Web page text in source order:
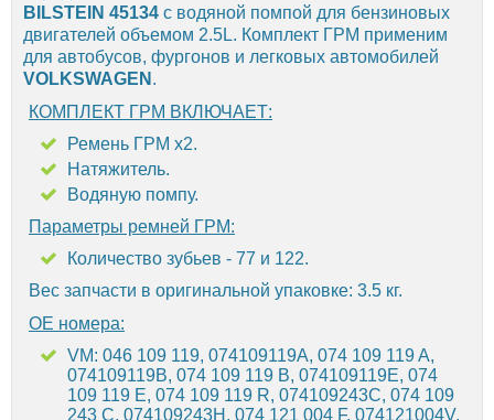
BILSTEIN 45134 с водяной помпой для бензиновых
двигателей объемом 2.5L. Комплект ГРМ применим
для автобусов, фургонов и легковых автомобилей
VOLKSWAGEN .
КОМПЛЕКТ ГРМ ВКЛЮЧАЕТ:
Ремень ГРМ х2.
Натяжитель.
Водяную помпу.
Параметры ремней ГРМ:
Количество зубьев - 77 и 122.
Вес запчасти в оригинальной упаковке: 3.5 кг.
OE номера:
VM: 046 109 119, 074109119A, 074 109 119 A,
074109119B, 074 109 119 B, 074109119E, 074
109 119 E, 074 109 119 R, 074109243C, 074 109
243 C, 074109243H, 074 121 004 F, 074121004V,